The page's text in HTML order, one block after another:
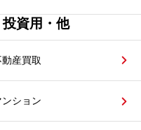
資用・他
動産買取
ンション